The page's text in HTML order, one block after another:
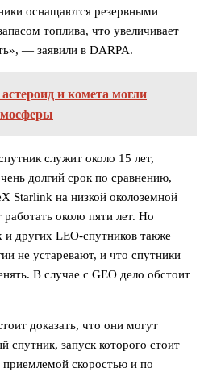
оснащаются резервными
топлива, что увеличивает
— заявили в DARPA.
и комета могли
служит около 15 лет,
долгий срок по сравнению,
Starlink на низкой околоземной
около пяти лет. Но
других LEO-спутников также
не устаревают, и что спутники
В случае с GEO дело обстоит
доказать, что они могут
спутник, запуск которого стоит
скоростью и по